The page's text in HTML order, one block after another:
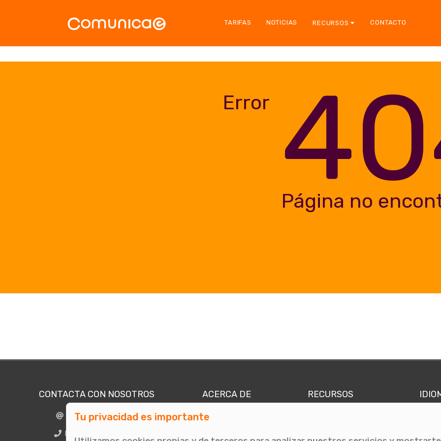
TARIFAS NOTICIAS RECURSOS CONTACTO
Error
Página no
CONTACTA CON NOSOTROS
info@comunicae.com
BCN + 34 931 702 774
ACERCA DE
Quiénes somos
RECURSOS
Tu privacidad es importante